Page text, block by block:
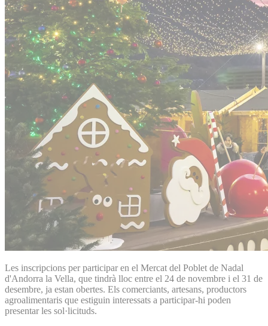
Les inscripcions per participar en el Mercat del Poblet de Nadal
d'Andorra la Vella, que tindrà lloc entre el 24 de novembre i el 31 de
desembre, ja estan obertes. Els comerciants, artesans, productors
agroalimentaris que estiguin interessats a participar-hi poden
presentar les sol·licituds.